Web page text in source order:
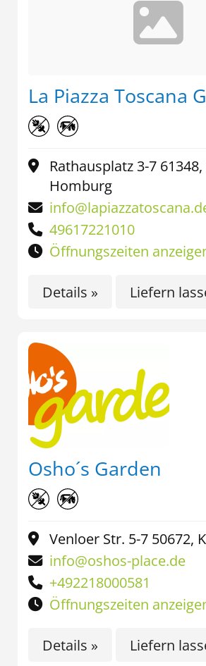
La Piazza Toscana
Rathausplatz 3-7
Homburg
49617221010
Öffnungszeiten
Details » Liefern
Osho´s Garden
Venloer Str. 5-7 50672,
info@oshos-place.de
+492218000581
Öffnungszeiten
Details » Liefern